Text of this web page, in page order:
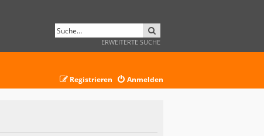
ERWEITERTE SUCHE
Anmelden
Registrieren